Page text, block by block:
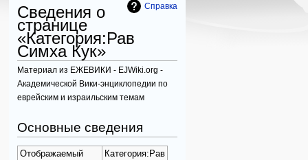
Справка
Сведения о
странице
«Категория:Рав
Симха Кук»
Материал из ЕЖЕВИКИ - EJWiki.org -
Академической Вики-энциклопедии по
еврейским и израильским темам
к
навигации
к
поиску
Основные сведения
Отображаемый
Категория:Рав